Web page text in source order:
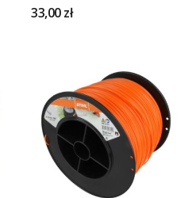
33,00 zł